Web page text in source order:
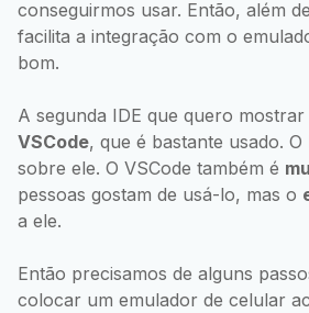
conseguirmos usar. Então, além
facilita a integração com o
bom.
A segunda IDE que quero
VSCode, que é bastante usado.
sobre ele. O VSCode também é
pessoas gostam de usá-lo, mas o
a ele.
Então precisamos de alguns
colocar um emulador de celular